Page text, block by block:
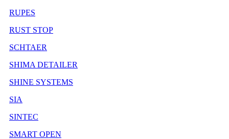
RUPES
RUST STOP
SCHTAER
SHIMA DETAILER
SHINE SYSTEMS
SIA
SINTEC
SMART OPEN